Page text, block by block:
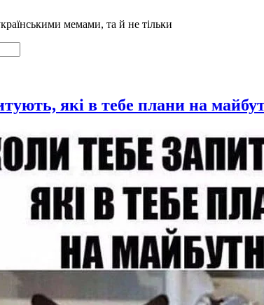
мемами, та й не тільки
які в тебе плани на